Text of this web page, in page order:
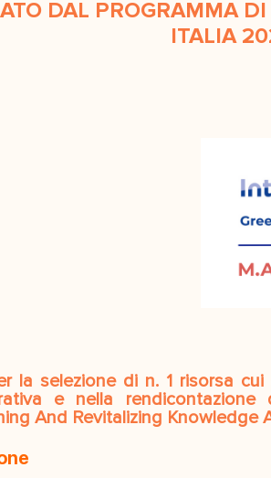
DAL PROGRAMMA
ITALIA
la selezione di n. 1 risorsa cui
e nella rendicontazione
And Revitalizing Knowledge